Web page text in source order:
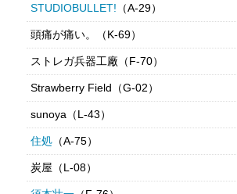
STUDIOBULLET! （A-29）
頭痛が痛い。（K-69）
ストレガ兵器工廠（F-70）
Strawberry Field（G-02）
sunoya（L-43）
住処（A-75）
炭屋（L-08）